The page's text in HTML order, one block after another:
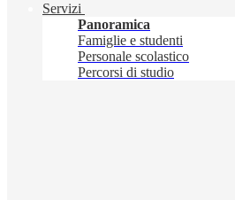
Servizi
Panoramica
Famiglie e studenti
Personale scolastico
Percorsi di studio